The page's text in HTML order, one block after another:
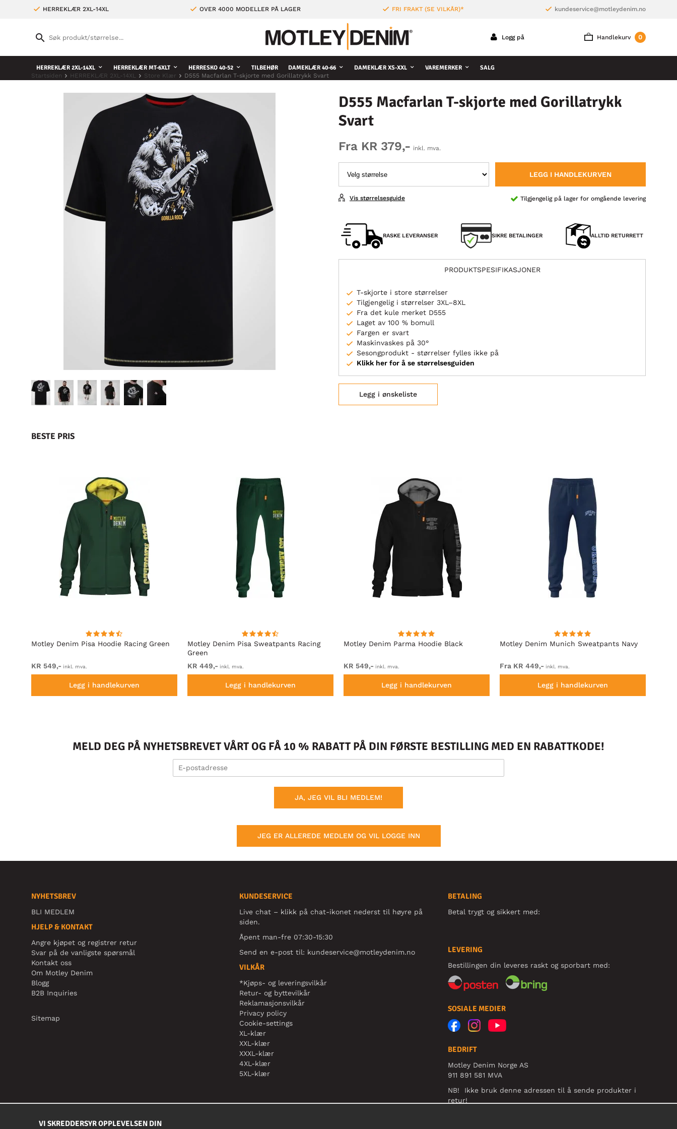
HERREKLÆR 2XL-14XL OVER 4000 MODELLER PÅ LAGER FRI FRAKT (SE VILKÅR)* kundeservice@motleydenim.no
Handlekurv 0
Logg på
HERREKLÆR 2XL-14XL HERREKLÆR MT-6XLT HERRESKO 40-52 TILBEHØR DAMEKLÆR 40-66 DAMEKLÆR XS-XXL VAREMERKER SALG
Startsiden HERREKLÆR 2XL-14XL Store Klær D555 Macfarlan T-skjorte med Gorillatrykk Svart
D555 Macfarlan T-skjorte med Gorillatrykk
Svart
Fra KR 379,- inkl. mva.
LEGG I HANDLEKURVEN
Tilgjengelig på lager for omgående levering
Vis størrelsesguide
RASKE LEVERANSER SIKRE BETALINGER ALLTID RETURRETT
PRODUKTSPESIFIKASJONER
T-skjorte i store størrelser
Tilgjengelig i størrelser 3XL–8XL
Fra det kule merket D555
Laget av 100 % bomull
Fargen er svart
Maskinvaskes på 30°
Sesongprodukt - størrelser fylles ikke på
Klikk her for å se størrelsesguiden
Legg i ønskeliste
BESTE PRIS
Motley Denim Pisa Hoodie Racing Green
KR 549,- inkl. mva.
Legg i handlekurven
Motley Denim Pisa Sweatpants Racing
Green
KR 449,- inkl. mva.
Legg i handlekurven
Motley Denim Parma Hoodie Black
KR 549,- inkl. mva.
Legg i handlekurven
Motley Denim Munich Sweatpants Navy
Fra KR 449,- inkl. mva.
Legg i handlekurven
MELD DEG PÅ NYHETSBREVET VÅRT OG FÅ 10 % RABATT PÅ DIN FØRSTE BESTILLING MED EN RABATTKODE!
JA, JEG VIL BLI MEDLEM!
JEG ER ALLEREDE MEDLEM OG VIL LOGGE INN
NYHETSBREV
BLI MEDLEM
HJELP & KONTAKT
Angre kjøpet og registrer retur
Svar på de vanligste spørsmål
Kontakt oss
Om Motley Denim
Blogg
B2B Inquiries
Sitemap
KUNDESERVICE
Live chat – klikk på chat-ikonet nederst til høyre på
siden.
Åpent man-fre 07:30-15:30
Send en e-post til: kundeservice@motleydenim.no
VILKÅR
*Kjøps- og leveringsvilkår
Retur- og byttevilkår
Reklamasjonsvilkår
Privacy policy
Cookie-settings
XL-klær
XXL-klær
XXXL-klær
4XL-klær
5XL-klær
BETALING
Betal trygt og sikkert med:
LEVERING
Bestillingen din leveres raskt og sporbart med:
SOSIALE MEDIER
BEDRIFT
Motley Denim Norge AS
911 891 581 MVA
NB! Ikke bruk denne adressen til å sende produkter i
retur!
VI SKREDDERSYR OPPLEVELSEN DIN